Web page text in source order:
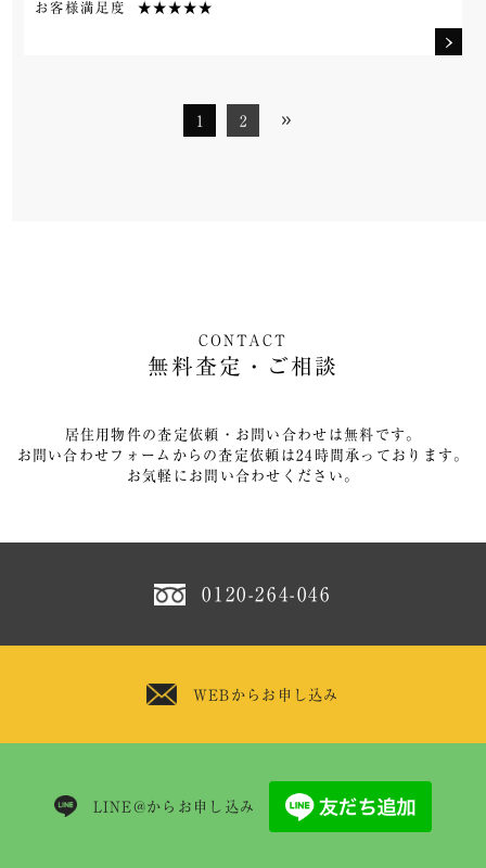
お客様満足度
★★★★★
1 2
CONTACT
無料査定・ご相談
居住用物件の査定依頼・お問い合わせは無料です。
お問い合わせフォームからの査定依頼は24時間承っております。
お気軽にお問い合わせください。
0120-264-046
WEBからお申し込み
LINE@からお申し込み